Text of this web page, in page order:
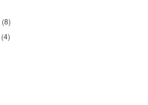
(8)
(4)